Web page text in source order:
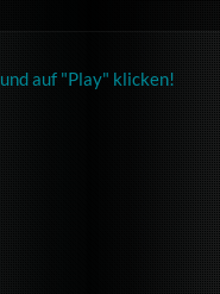
und auf "Play" klicken!